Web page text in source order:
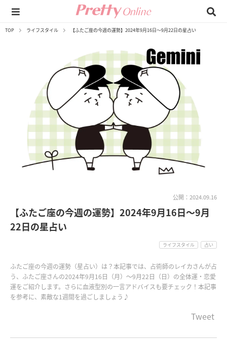
TOP ライフスタイル 【ふたご座の今週の運勢】2024年9月16日～9月22日の星占い
公開：2024.09.16
【ふたご座の今週の運勢】2024年9月16日～9月
22日の星占い
ライフスタイル 占い
ふたご座の今週の運勢（星占い）は？本記事では、占術師のレイカさんが占
う、ふたご座さんの2024年9月16日（月）〜9月22日（日）の全体運・恋愛
運をご紹介します。さらに血液型別の一言アドバイスも要チェック！本記事
を参考に、素敵な1週間を過ごしましょう♪
Tweet